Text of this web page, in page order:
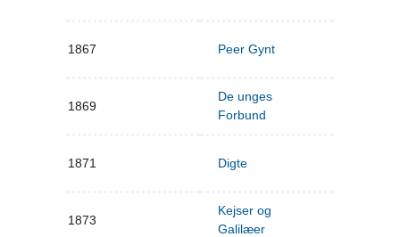
1867 Peer Gynt
1869
De unges
Forbund
1871 Digte
1873
Kejser og
Galilæer